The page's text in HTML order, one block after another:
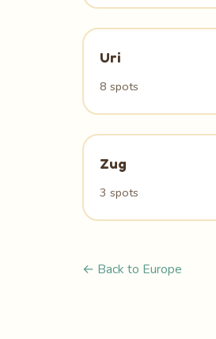
Uri
8 spots
Zug
3 spots
← Back to Europe